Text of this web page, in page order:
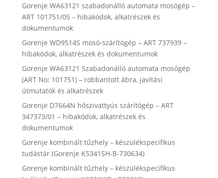
Gorenje WA63121 szabadonálló automata mosógép –
ART 101751/05 – hibakódok, alkatrészek és
dokumentumok
Gorenje WD9514S mosó-szárítógép – ART 737939 –
hibakódok, alkatrészek és dokumentumok
Gorenje WA63121 Szabadonálló automata mosógép
(ART No: 101751) – robbantott ábra, javítási
útmutatók és alkatrészek
Gorenje D7664N hőszivattyús szárítógép – ART
347373/01 – hibakódok, alkatrészek és
dokumentumok
Gorenje kombinált tűzhely – készülékspecifikus
tudástár (Gorenje K5341SH-B-730634)
Gorenje kombinált tűzhely – készülékspecifikus